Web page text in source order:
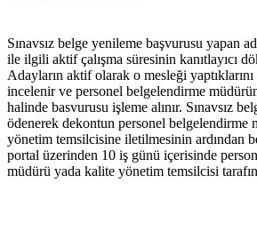
Sınavsız belge yenileme başvurusu yapan
ile ilgili aktif çalışma süresinin kanıtlayıcı
Adayların aktif olarak o mesleği
incelenir ve personel belgelendirme
halinde basvurusu işleme alınır. Sınavsız
ödenerek dekontun personel belgelendirme
yönetim temsilcisine iletilmesinin ardından
portal üzerinden 10 iş günü içerisinde
müdürü yada kalite yönetim temsilcisi